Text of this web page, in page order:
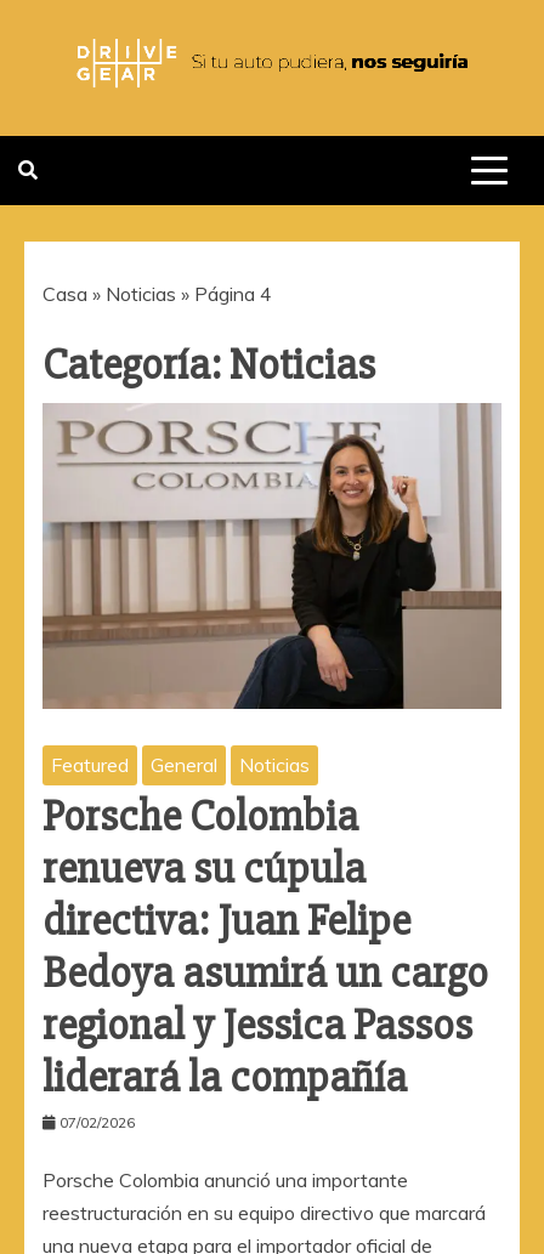
contenido
DRIVEGEAR
Casa » Noticias » Página 4
Categoría:Noticias
Featured General Noticias
Porsche Colombia
renueva su cúpula
directiva: Juan Felipe
Bedoya asumirá un cargo
regional y Jessica Passos
liderará la compañía
07/02/2026
Porsche Colombia anunció una importante
reestructuración en su equipo directivo que marcará
una nueva etapa para el importador oficial de